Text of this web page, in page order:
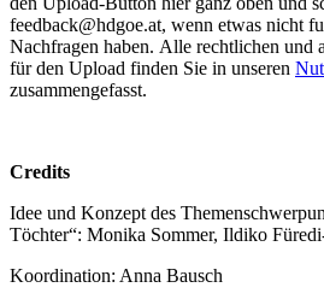
feedback@hdgoe.at, wenn etwas nicht
Nachfragen haben. Alle rechtlichen und
für den Upload finden Sie in unseren
zusammengefasst.
Credits
Idee und Konzept des
Töchter“: Monika Sommer, Ildiko
Koordination: Anna Bausch